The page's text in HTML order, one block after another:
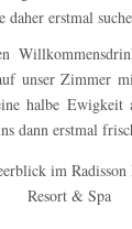
daher erstmal
unser Zimmer
halbe Ewigkeit
dann erstmal